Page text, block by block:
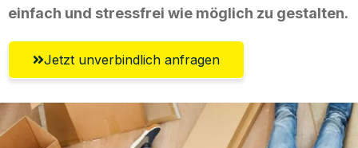
einfach und stressfrei wie möglich zu gestalten.
Jetzt unverbindlich anfragen